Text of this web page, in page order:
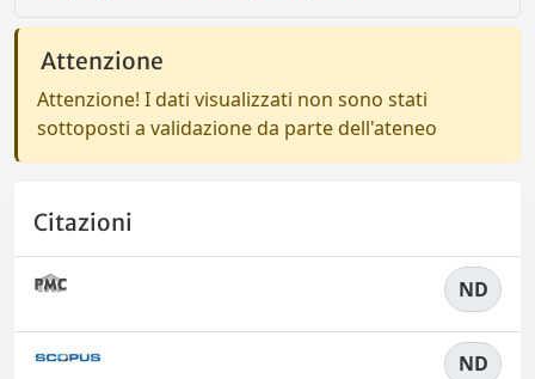
Attenzione
Attenzione! I dati visualizzati non sono stati
sottoposti a validazione da parte dell'ateneo
Citazioni
ND
ND